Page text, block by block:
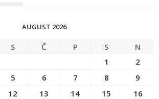
AUGUST 2026
S Č P S
N
1
2
5 6 7 8
9
12 13 14 15
16